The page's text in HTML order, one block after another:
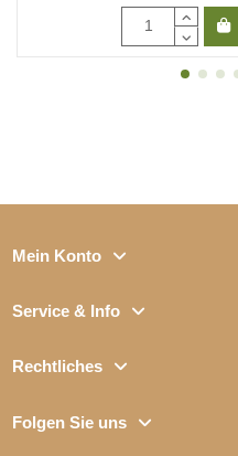
Mein Konto
Service & Info
Rechtliches
Folgen Sie uns